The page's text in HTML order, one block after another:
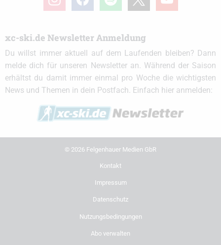
xc-ski.de Newsletter Anmeldung
Du willst immer aktuell auf dem Laufenden bleiben? Dann
melde dich für unseren Newsletter an. Während der Saison
erhältst du damit immer einmal pro Woche die wichtigsten
News und Themen in dein Postfach. Einfach hier anmelden:
© 2026 Felgenhauer Medien GbR
Kontakt
Impressum
Datenschutz
Nutzungsbedingungen
Abo verwalten